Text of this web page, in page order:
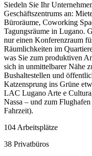
Siedeln Sie Ihr
Geschäftszentrums an:
Büroräume, Coworking
Tagungsräume in Lugano.
nur einen Konferenzraum
Räumlichkeiten im
was Sie zum produktiven
sich in unmittelbarer Nähe
Bushaltestellen und
Katzensprung ins Grüne
LAC Lugano Arte e
Nassa – und zum
Fahrzeit).
104 Arbeitsplätze
38 Privatbüros